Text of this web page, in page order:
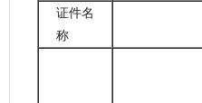
证件名
称